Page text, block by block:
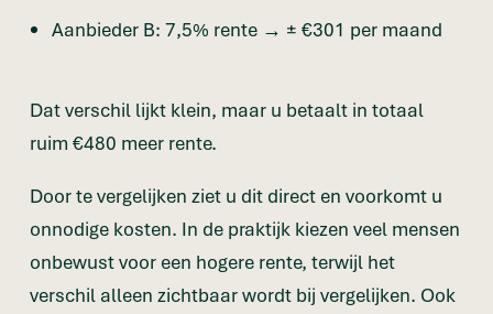
Aanbieder B: 7,5% rente → ± €301 per maand
Dat verschil lijkt klein, maar u betaalt in totaal
ruim €480 meer rente.
Door te vergelijken ziet u dit direct en voorkomt u
onnodige kosten. In de praktijk kiezen veel mensen
onbewust voor een hogere rente, terwijl het
verschil alleen zichtbaar wordt bij vergelijken. Ook